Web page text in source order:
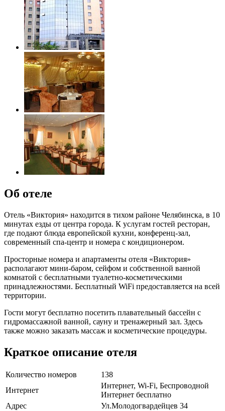
Об отеле
Отель «Виктория» находится в тихом районе Челябинска, в 10
минутах езды от центра города. К услугам гостей ресторан,
где подают блюда европейской кухни, конференц-зал,
современный спа-центр и номера с кондиционером.
Просторные номера и апартаменты отеля «Виктория»
располагают мини-баром, сейфом и собственной ванной
комнатой с бесплатными туалетно-косметическими
принадлежностями. Бесплатный WiFi предоставляется на всей
территории.
Гости могут бесплатно посетить плавательный бассейн с
гидромассажной ванной, сауну и тренажерный зал. Здесь
также можно заказать массаж и косметические процедуры.
Краткое описание отеля
Количество номеров
138
Интернет
Интернет, Wi-Fi, Беспроводной
Интернет бесплатно
Адрес
Ул.Молодогвардейцев 34